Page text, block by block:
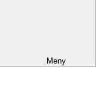
Meny